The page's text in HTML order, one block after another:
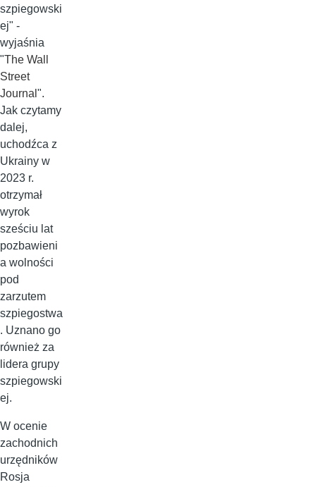
szpiegowski
ej" -
wyjaśnia
"The Wall
Street
Journal ".
Jak czytamy
dalej,
uchodźca z
Ukrainy w
2023 r.
otrzymał
wyrok
sześciu lat
pozbawieni
a wolności
pod
zarzutem
szpiegostwa
. Uznano go
również za
lidera grupy
szpiegowski
ej.
W ocenie
zachodnich
urzędników
Rosja